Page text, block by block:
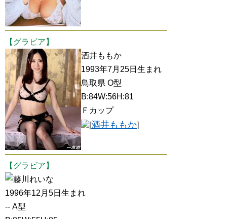
【グラビア】
酒井ももか
1993年7月25日生まれ
鳥取県 O型
B:84W:56H:81
Ｆカップ
[酒井ももか]
【グラビア】
藤川れいな
1996年12月5日生まれ
-- A型